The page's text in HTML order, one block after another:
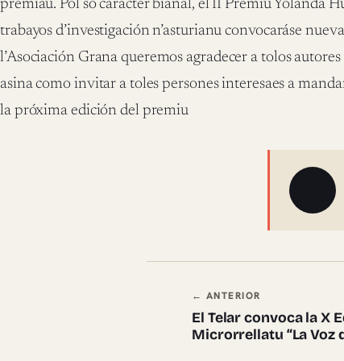
premiáu. Pol so carácter biañal, el II Premiu Yolanda
trabayos d’investigación n’asturianu convocaráse
l’Asociación Grana queremos agradecer a tolos
asina como invitar a toles persones interesaes a
la próxima edición del premiu
Navegación
← ANTERIOR
El Telar convoca la X
Microrrellatu “La Voz